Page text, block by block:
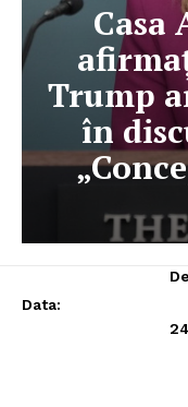
Casa
Trump
în
Data: